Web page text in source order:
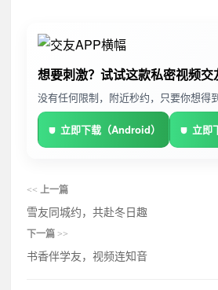
想要刺激？试试这款私密视频交
没有任何限制，附近秒约，只要你想得
立即下载（Android） 立即
<< 上一篇
雪友同城约，共赴冬日趣
下一篇 >>
书香伴学友，视频连知音